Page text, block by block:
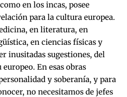
en los incas, posee
para la cultura europea.
en literatura, en
en ciencias físicas y
inusitadas sugestiones, del
En esas obras
y soberanía, y para
no necesitamos de jefes